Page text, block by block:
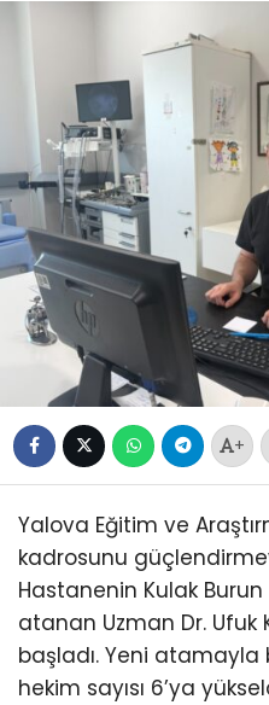
+
Yalova Eğitim ve
kadrosunu
Hastanenin Kulak
atanan Uzman Dr.
başladı. Yeni atamayla
hekim sayısı 6’ya